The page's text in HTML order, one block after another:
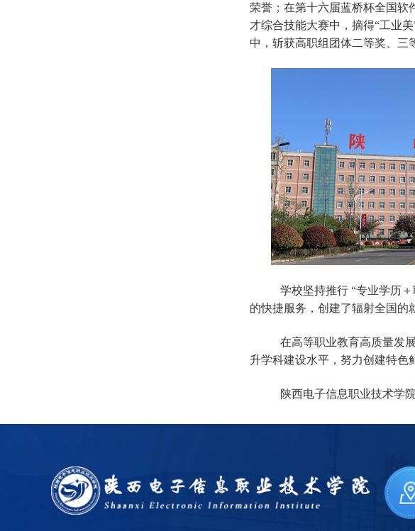
荣誉；在第十六届蓝桥杯全国软
才综合技能大赛中，摘得“工业
中，斩获高职组团体二等奖、三
学校坚持推行 “专业学历
的快捷服务，创建了辐射全国的
在高等职业教育高质量发
升学科建设水平，努力创建特色
陕西电子信息职业技术学